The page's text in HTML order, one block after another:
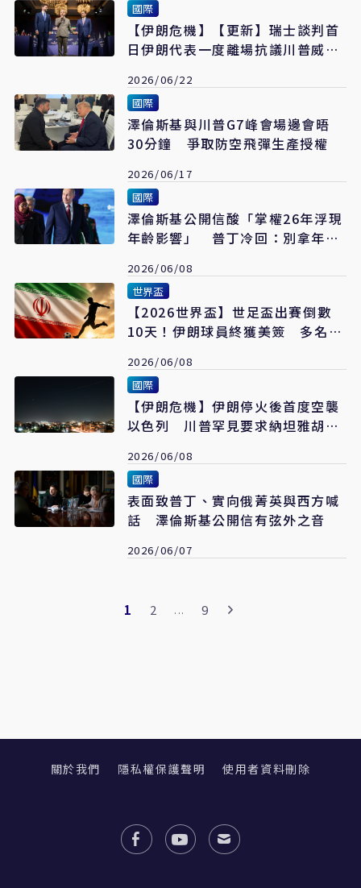
國際
【伊朗危機】【更新】瑞士談判首
日伊朗代表一度離場抗議川普威
滿結束
2026/06/22
國際
澤倫斯基與川普G7峰會場邊會晤
30分鐘 爭取防空飛彈生產授權
2026/06/17
國際
澤倫斯基公開信酸「掌權26年浮現
年齡影響」 普丁冷回：別拿年齡
2026/06/08
世界盃
【2026世界盃】世足盃出賽倒數
10天！伊朗球員終獲美簽 多名行
2026/06/08
國際
【伊朗危機】伊朗停火後首度空襲
以色列 川普罕見要求納坦雅胡克
2026/06/08
國際
表面致普丁、實向俄菁英與西方喊
話 澤倫斯基公開信有弦外之音
2026/06/07
1 2 ... 9
關於我們 隱私權保護聲明 使用者資料刪除